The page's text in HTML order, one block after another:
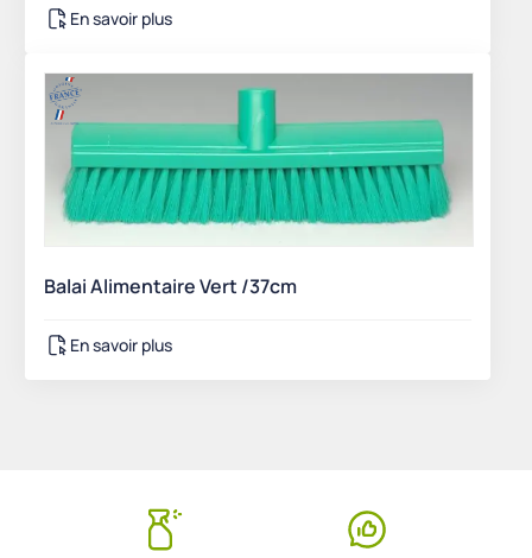
En savoir plus
Balai Alimentaire Vert /37cm
En savoir plus